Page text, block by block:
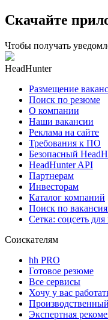
Скачайте
Чтобы получать
HeadHunter
Размещение
Поиск по резюме
О компании
Наши вакансии
Реклама на сайте
Требования к ПО
Безопасный
HeadHunter API
Партнерам
Инвесторам
Каталог компаний
Поиск по
Сетка: соцсеть
Соискателям
hh PRO
Готовое резюме
Все сервисы
Хочу у вас
Экспертная